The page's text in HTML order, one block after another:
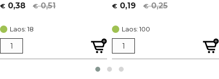
€0,51
Algne
oli:
€ 0,51.
€ 0,38
Current
is:
€ 0,38.
Laos: 18
€0,25
Algne
oli:
€ 0,25.
€ 0,19
Current
is:
€ 0,19.
Laos: 100